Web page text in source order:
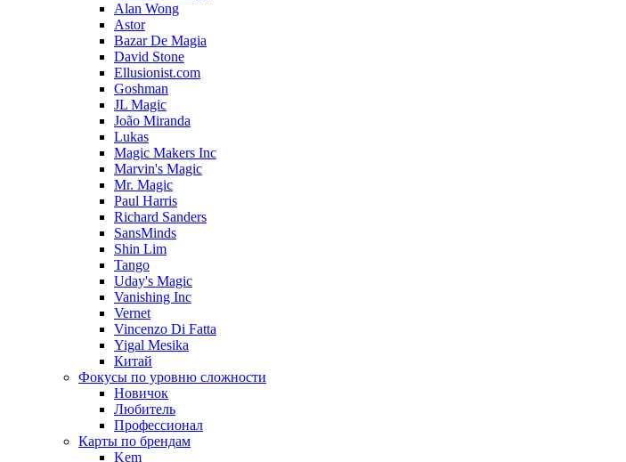
Alan Wong
Astor
Bazar De Magia
David Stone
Ellusionist.com
Goshman
JL Magic
João Miranda
Lukas
Magic Makers Inc
Marvin's Magic
Mr. Magic
Paul Harris
Richard Sanders
SansMinds
Shin Lim
Tango
Uday's Magic
Vanishing Inc
Vernet
Vincenzo Di Fatta
Yigal Mesika
Китай
Фокусы по уровню сложности
Новичок
Любитель
Профессионал
Карты по брендам
Kem